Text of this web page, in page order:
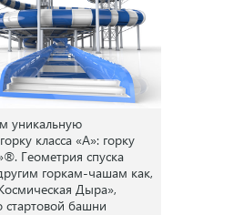
уникальную
класса «А»: горку
Геометрия спуска
горкам-чашам как,
Дыра»,
стартовой башни